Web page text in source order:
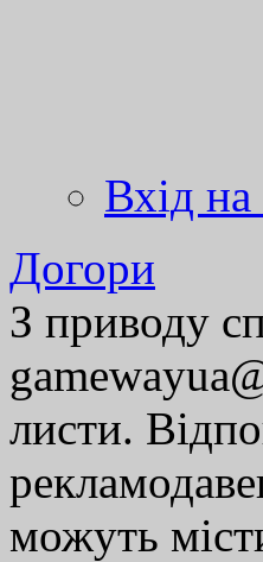
Вхід на
Догори
З приводу
листи.
можуть